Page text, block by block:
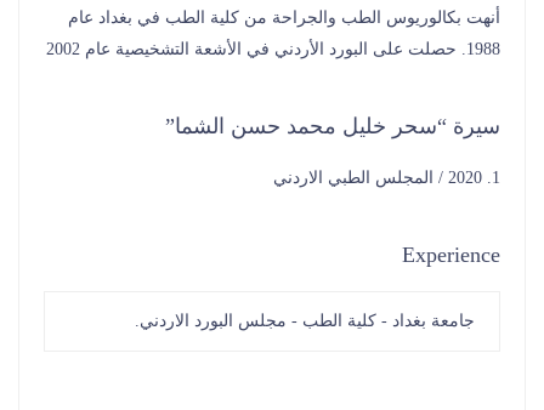
أنهت بكالوريوس الطب والجراحة من كلية الطب في بغداد عام
1988. حصلت على البورد الأردني في الأشعة التشخيصية عام 2002
سيرة “سحر خليل محمد حسن الشما”
1. 2020 / المجلس الطبي الاردني
Experience
جامعة بغداد - كلية الطب - مجلس البورد الاردني.